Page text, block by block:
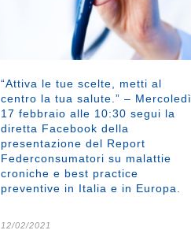
“Attiva le tue scelte, metti al
centro la tua salute.” – Mercoledì
17 febbraio alle 10:30 segui la
diretta Facebook della
presentazione del Report
Federconsumatori su malattie
croniche e best practice
preventive in Italia e in Europa.
12/02/2021